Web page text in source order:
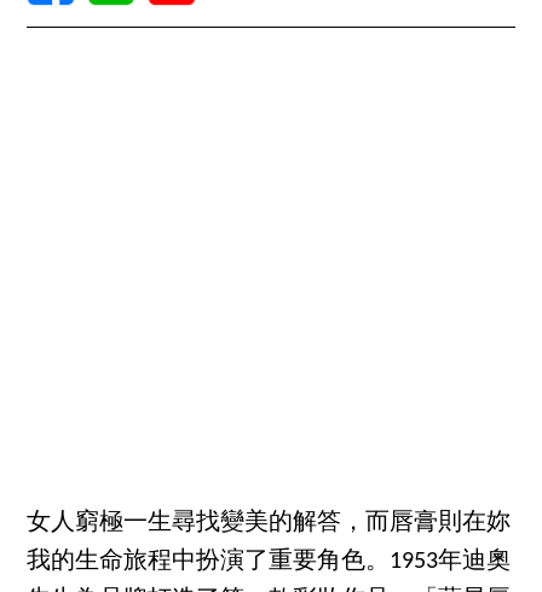
女人窮極一生尋找變美的解答，而唇膏則在妳
我的生命旅程中扮演了重要角色。1953年迪奧